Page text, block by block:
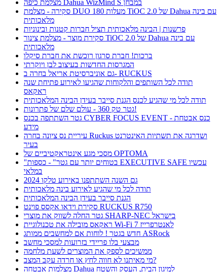
מצלמת כיפה Dahua WizMind S במבחן
סקירה - מצלמת DUO 180 מעלות TiOC 2.0 של Dahua עם בינה
מלאכותית
פרשנות | הבינה מלאכותית תציל חברות קטנות ובינוניות
סקירת מוצר - מצלמת צינור TiOC 2.0 של Dahua עם בינה
מלאכותית
ברכות! חברת סרגון רוכשת את חברת סיקלו
המגרסות החדשות בעיצוב לבן ויוקרתי
גם אוניברסיטת אריאל בחרה ב- RUCKUS
תודה לכל השותפים והלקוחות שהגיעו לאירוע פתיחת שנה
ראקאס
תודה לכל מי שהגיע לכנס הגנת סייבר בעידן הבינה המלאכותית
גטר טק 360 - עולם שלם של פתרונות!
גטר השתתפה בכנס CYBER FOCUS EVENT - כנס אבטחת
מידע
עיריית נס ציונה בחרה Ruckus ושדרגה את תשתיות האינטרנט
בעיר
מסכי מגע אינטראקטיביים של OPTOMA
"בטוחים יותר עם גטר" - כספות EXECUTIVE SAFE עכשיו
במלאי
גם השנה השתתפנו באירוע טלקו 2024
תודה לכל מי שהגיע לאירוע בינה מלאכותית
הגנת סייבר בעידן הבינה המלאכותית
סקירת וידאו אקסס פוינט RUCKUS R750
גטר החלה לשווק את מוצרי SHARP-NEC בישראל
ראקאס מובילה את טכנולוגיית Wi-Fi 7 לאנטרפרייז
חדש בגטר ! לוחות אם למחשבים ממותג ASRock
מבצעי בלו פריידי בזרועות למסכי מחשב
ממשיכים לספק את המוצרים לשעת מלחמה
מי מאיתנו לא חווה לחץ או חרדה עקב המצב?
מצלמות אבטחה Dahua למיגון הבית, העסק והשטח